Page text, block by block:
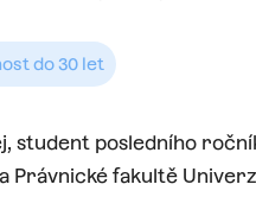
do 30 let
student posledního
Právnické fakultě